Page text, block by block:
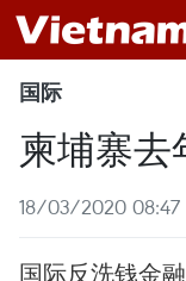
国际
柬埔寨去
18/03/2020 08:47
国际反洗钱金